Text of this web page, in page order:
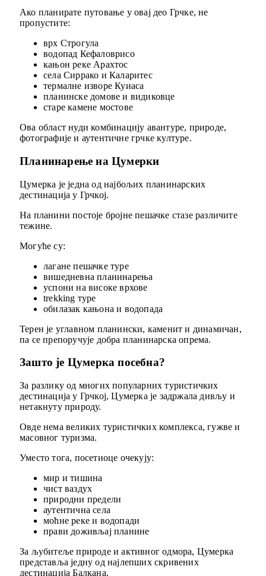
Ако планирате путовање у овај део Грчке, не
пропустите:
врх Строгула
водопад Кефаловрисо
кањон реке Арахтос
села Сиррако и Каларитес
термалне изворе Куиаса
планинске домове и видиковце
старе камене мостове
Ова област нуди комбинацију авантуре, природе,
фотографије и аутентичне грчке културе.
Планинарење на Цумерки
Цумерка је једна од најбољих планинарских
дестинација у Грчкој.
На планини постоје бројне пешачке стазе различите
тежине.
Могуће су:
лагане пешачке туре
вишедневна планинарења
успони на високе врхове
trekking туре
обилазак кањона и водопада
Терен је углавном планински, каменит и динамичан,
па се препоручује добра планинарска опрема.
Зашто је Цумерка посебна?
За разлику од многих популарних туристичких
дестинација у Грчкој, Цумерка је задржала дивљу и
нетакнуту природу.
Овде нема великих туристичких комплекса, гужве и
масовног туризма.
Уместо тога, посетиоце очекују:
мир и тишина
чист ваздух
природни предели
аутентична села
моћне реке и водопади
прави доживљај планине
За љубитеље природе и активног одмора, Цумерка
представља једну од најлепших скривених
дестинација Балкана.